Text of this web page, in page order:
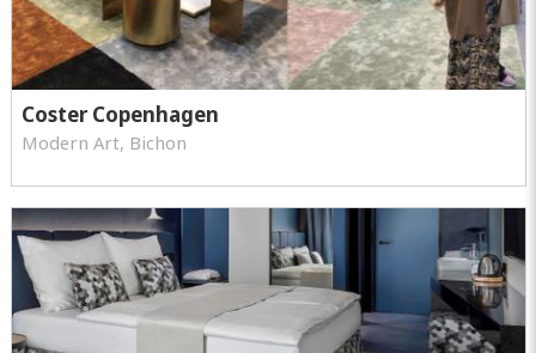
Coster Copenhagen
Modern Art, Bichon